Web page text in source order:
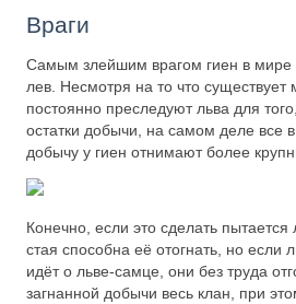
Враги
Самым злейшим врагом гиен в мире
лев. Несмотря на то что существует
постоянно преследуют льва для
остатки добычи, на самом деле все в
добычу у гиен отнимают более
Конечно, если это сделать
стая способна её отогнать, но если
идёт о льве-самце, они без труда
загнанной добычи весь клан, при